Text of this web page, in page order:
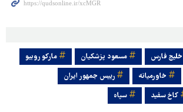
خلیج فارس مسعود پزشکیان
مارکو روبیو
خاورمیانه
رییس جمهور ایران
کاخ سفید سپاه